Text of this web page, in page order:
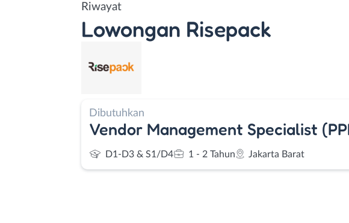
Riwayat
Lowongan Risepack
Dibutuhkan
Vendor Management Specialist
D1-D3 & S1/D4 1 - 2 Tahun Jakarta Barat